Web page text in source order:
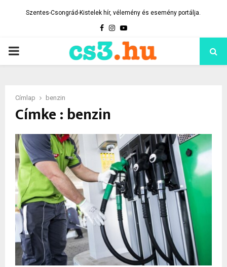
Szentes-Csongrád-Kistelek hír, vélemény és esemény portálja.
Facebook
Instagram
Youtube
PRIMARY
Címlap benzin
Címke : benzin